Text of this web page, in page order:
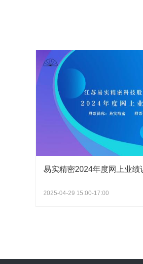
尊敬的投资者您好，2025
以自主研发模式为主，合作
提升公司研发效能。感谢您
182****0568 2026-05-
公司自有资金较多
投资者您好！公司
公司一季度及目前经营情况
业，处于二、三级供应商的位置
作为国家级专精特新“小巨人”
术中心，一个省级工程技术研究
化智能金属加工衬套产线项目入
名单》。
易实精密2024年度网上业绩
2025-04-29 15:00-17:00